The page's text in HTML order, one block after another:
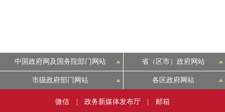
中国政府网及国务院部门网站 省（区市）政府网站
市级政府部门网站 各区政府网站
微信 政务新媒体发布厅 邮箱